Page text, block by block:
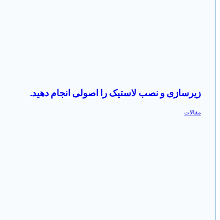
زیرسازی و نصب لاستیک را اصولی انجام دهید.
مقالات